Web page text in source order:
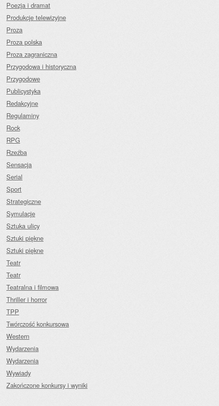
Poezja i dramat
Produkcje telewizyjne
Proza
Proza polska
Proza zagraniczna
Przygodowa i historyczna
Przygodowe
Publicystyka
Redakcyjne
Regulaminy
Rock
RPG
Rzeźba
Sensacja
Serial
Sport
Strategiczne
Symulacje
Sztuka ulicy
Sztuki piękne
Sztuki piękne
Teatr
Teatr
Teatralna i filmowa
Thriller i horror
TPP
Twórczość konkursowa
Western
Wydarzenia
Wydarzenia
Wywiady
Zakończone konkursy i wyniki